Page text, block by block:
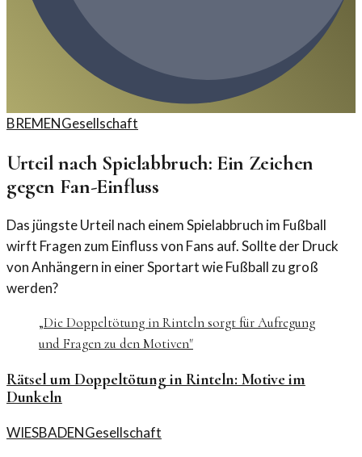
BREMENGesellschaft
Urteil nach Spielabbruch: Ein Zeichen
gegen Fan-Einfluss
Das jüngste Urteil nach einem Spielabbruch im Fußball
wirft Fragen zum Einfluss von Fans auf. Sollte der Druck
von Anhängern in einer Sportart wie Fußball zu groß
werden?
„Die Doppeltötung in Rinteln sorgt für Aufregung
und Fragen zu den Motiven"
Rätsel um Doppeltötung in Rinteln: Motive im
Dunkeln
WIESBADENGesellschaft